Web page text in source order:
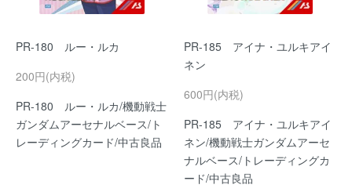
PR-180 ルー・ルカ
200円(内税)
PR-180 ルー・ルカ/機動戦士
ガンダムアーセナルベース/ト
レーディングカード/中古良品
PR-185 アイナ・ユルキアイ
ネン
600円(内税)
PR-185 アイナ・ユルキアイ
ネン/機動戦士ガンダムアーセ
ナルベース/トレーディングカ
ード/中古良品